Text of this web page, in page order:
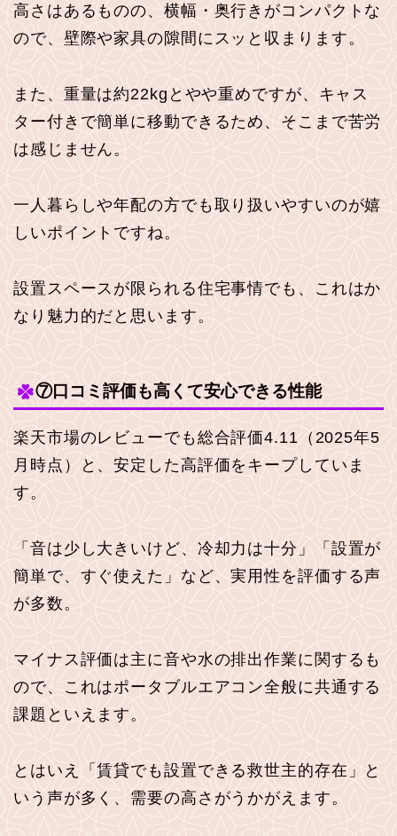
高さはあるものの、横幅・奥行きがコンパクトな
ので、壁際や家具の隙間にスッと収まります。
また、重量は約22kgとやや重めですが、キャス
ター付きで簡単に移動できるため、そこまで苦労
は感じません。
一人暮らしや年配の方でも取り扱いやすいのが嬉
しいポイントですね。
設置スペースが限られる住宅事情でも、これはか
なり魅力的だと思います。
⑦口コミ評価も高くて安心できる性能
楽天市場のレビューでも総合評価4.11（2025年5
月時点）と、安定した高評価をキープしていま
す。
「音は少し大きいけど、冷却力は十分」「設置が
簡単で、すぐ使えた」など、実用性を評価する声
が多数。
マイナス評価は主に音や水の排出作業に関するも
ので、これはポータブルエアコン全般に共通する
課題といえます。
とはいえ「賃貸でも設置できる救世主的存在」と
いう声が多く、需要の高さがうかがえます。